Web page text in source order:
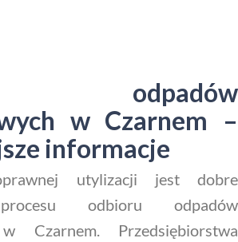
odpadów
w Czarnem –
informacje
utylizacji jest dobre
odbioru odpadów
Czarnem. Przedsiębiorstwa